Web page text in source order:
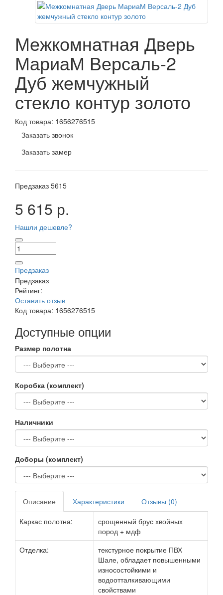
Межкомнатная Дверь
МариаМ Версаль-2
Дуб жемчужный
стекло контур золото
Код товара: 1656276515
Заказать звонок
Заказать замер
Предзаказ 5615
5 615 р.
Нашли дешевле?
Предзаказ
Предзаказ
Рейтинг:
Оставить отзыв
Код товара: 1656276515
Доступные опции
Размер полотна
Коробка (комплект)
Наличники
Доборы (комплект)
Описание Характеристики
Отзывы (0)
Каркас полотна:
срощенный брус хвойных
пород + мдф
Отделка:
текстурное покрытие ПВХ
Шале, обладает повышенными
износостойкими и
водоотталкивающими
свойствами